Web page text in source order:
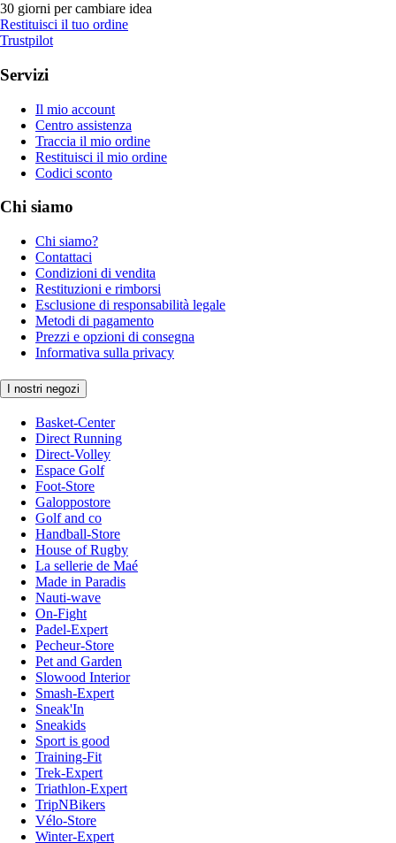
30 giorni per cambiare idea
Restituisci il tuo ordine
Trustpilot
Servizi
Il mio account
Centro assistenza
Traccia il mio ordine
Restituisci il mio ordine
Codici sconto
Chi siamo
Chi siamo?
Contattaci
Condizioni di vendita
Restituzioni e rimborsi
Esclusione di responsabilità legale
Metodi di pagamento
Prezzi e opzioni di consegna
Informativa sulla privacy
I nostri negozi
Basket-Center
Direct Running
Direct-Volley
Espace Golf
Foot-Store
Galoppostore
Golf and co
Handball-Store
House of Rugby
La sellerie de Maé
Made in Paradis
Nauti-wave
On-Fight
Padel-Expert
Pecheur-Store
Pet and Garden
Slowood Interior
Smash-Expert
Sneak'In
Sneakids
Sport is good
Training-Fit
Trek-Expert
Triathlon-Expert
TripNBikers
Vélo-Store
Winter-Expert